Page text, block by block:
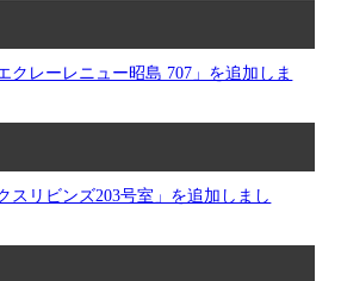
クレーレニュー昭島 707」を追加しま
スリビンズ203号室」を追加しまし